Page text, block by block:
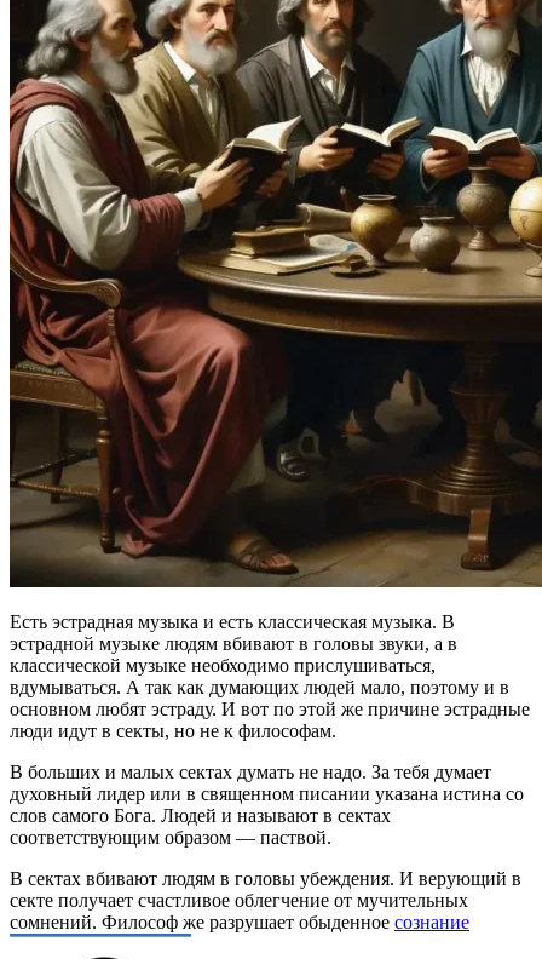
Есть эстрадная музыка и есть классическая музыка. В
эстрадной музыке людям вбивают в головы звуки, а в
классической музыке необходимо прислушиваться,
вдумываться. А так как думающих людей мало, поэтому и в
основном любят эстраду. И вот по этой же причине эстрадные
люди идут в секты, но не к философам.
В больших и малых сектах думать не надо. За тебя думает
духовный лидер или в священном писании указана истина со
слов самого Бога. Людей и называют в сектах
соответствующим образом — паствой.
В сектах вбивают людям в головы убеждения. И верующий в
секте получает счастливое облегчение от мучительных
сомнений. Философ же разрушает обыденное сознание